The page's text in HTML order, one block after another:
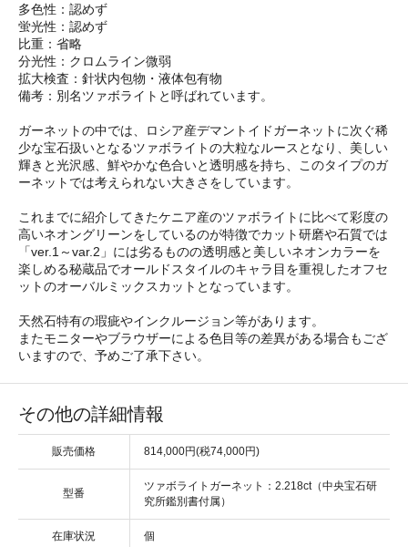
多色性：認めず
蛍光性：認めず
比重：省略
分光性：クロムライン微弱
拡大検査：針状内包物・液体包有物
備考：別名ツァボライトと呼ばれています。
ガーネットの中では、ロシア産デマントイドガーネットに次ぐ稀
少な宝石扱いとなるツァボライトの大粒なルースとなり、美しい
輝きと光沢感、鮮やかな色合いと透明感を持ち、このタイプのガ
ーネットでは考えられない大きさをしています。
これまでに紹介してきたケニア産のツァボライトに比べて彩度の
高いネオングリーンをしているのが特徴でカット研磨や石質では
「ver.1～var.2」には劣るものの透明感と美しいネオンカラーを
楽しめる秘蔵品でオールドスタイルのキャラ目を重視したオフセ
ットのオーバルミックスカットとなっています。
天然石特有の瑕疵やインクルージョン等があります。
またモニターやブラウザーによる色目等の差異がある場合もござ
いますので、予めご了承下さい。
その他の詳細情報
販売価格 814,000円(税74,000円)
型番
ツァボライトガーネット：2.218ct（中央宝石研
究所鑑別書付属）
在庫状況 個